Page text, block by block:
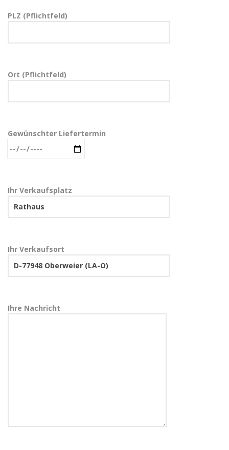
PLZ (Pflichtfeld)
Ort (Pflichtfeld)
Gewünschter Liefertermin
Ihr Verkaufsplatz
Ihr Verkaufsort
Ihre Nachricht